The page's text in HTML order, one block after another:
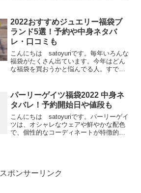
す。ビラボンは、オーストラリア...
2022おすすめジュエリー福袋ブ
ランド5選！予約や中身ネタバ
レ・口コミも
こんにちは satoyuriです。毎年いろんな
福袋がたくさん出ています。今年はどん
な福袋を買おうかと悩んでる人。すでに
エリー福袋について紹介します。ブラン
ドのジュエリー...
パーリーゲイツ福袋2022 中身ネ
タバレ！予約開始日や値段も
こんにちは satoyuriです。パーリーゲイ
ツは、オシャレなウェアや鮮やかな配色
で、個性的なコーディネートが特徴的の
スポンサーリンク